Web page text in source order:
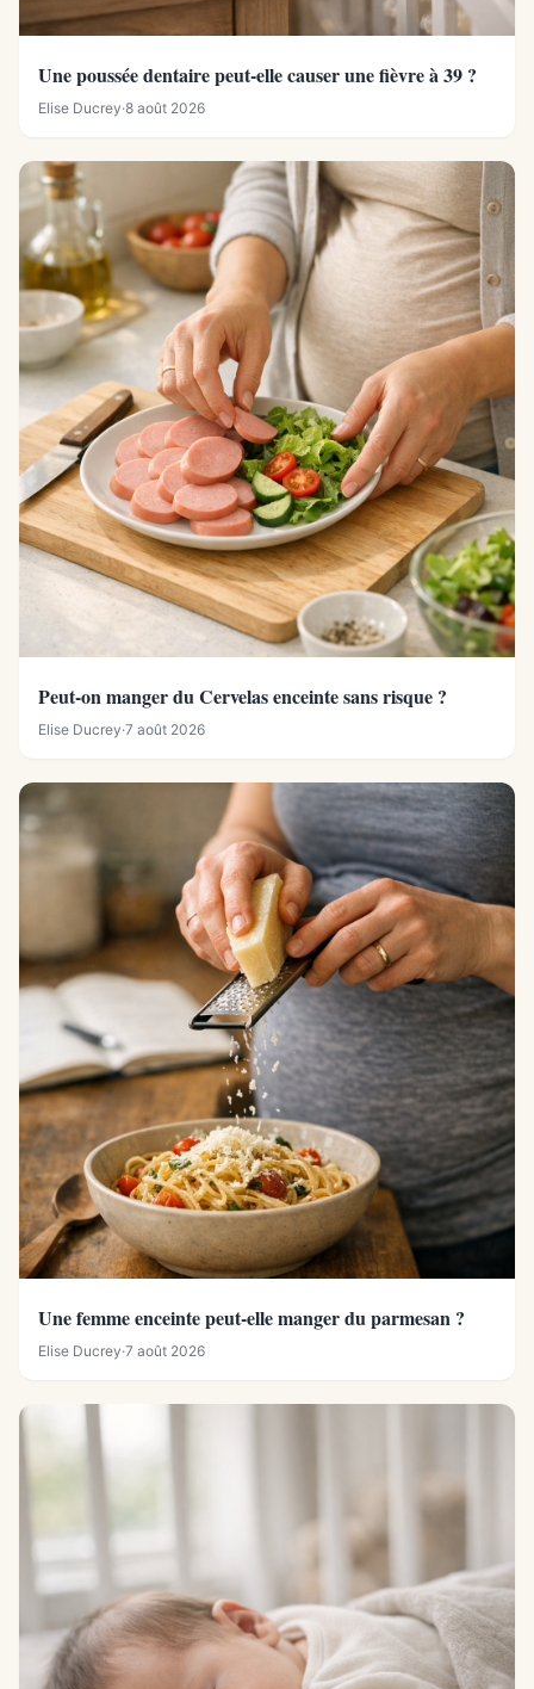
Une poussée dentaire peut-elle causer une fièvre à 39 ?
Elise Ducrey·8 août 2026
Peut-on manger du Cervelas enceinte sans risque ?
Elise Ducrey·7 août 2026
Une femme enceinte peut-elle manger du parmesan ?
Elise Ducrey·7 août 2026